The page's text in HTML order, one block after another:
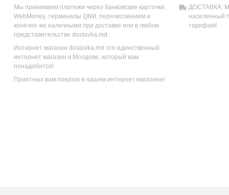
Мы принимаем платежи через банковские карточки,
WebMoney, терминалы QIWI, перечислением и
конечно же наличными при доставке или в любом
представительстве dostavka.md.
Интернет магазин dostavka.md это единственный
интернет магазин в Молдове, который вам
понадобится!
Приятных вам покупок в нашем интернет магазине!
ДОСТАВКА:
населенный
тарифам!